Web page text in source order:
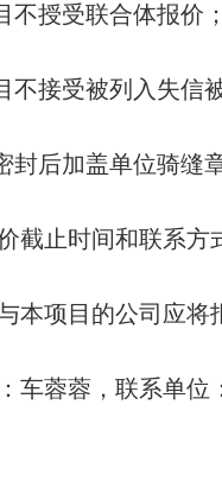
不授受联合体报价；
不接受被列入失信
封后加盖单位骑缝
截止时间和联系方
本项目的公司应将
车蓉蓉，联系单位